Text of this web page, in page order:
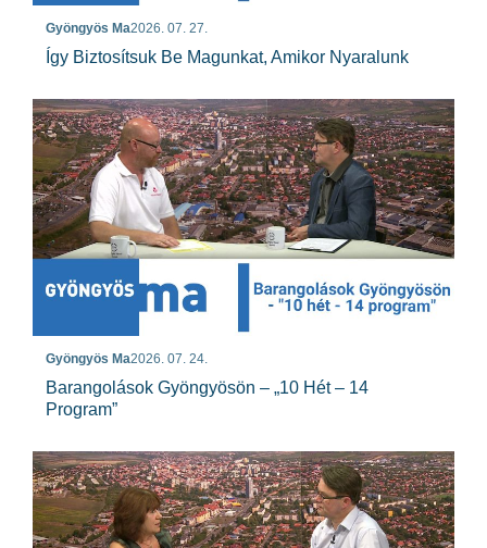
Gyöngyös Ma2026. 07. 27.
Így Biztosítsuk Be Magunkat, Amikor Nyaralunk
Gyöngyös Ma2026. 07. 24.
Barangolások Gyöngyösön – „10 Hét – 14
Program”